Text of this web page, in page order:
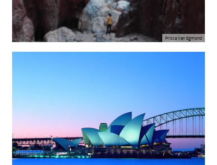
Prisca Van Egmond